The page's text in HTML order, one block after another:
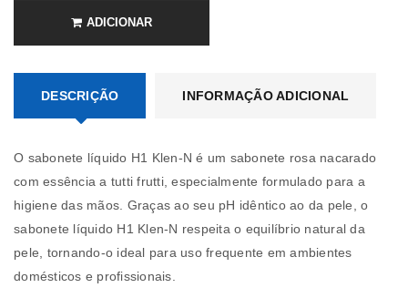
ADICIONAR
DESCRIÇÃO INFORMAÇÃO ADICIONAL
O sabonete líquido H1 Klen-N é um sabonete rosa nacarado
com essência a tutti frutti, especialmente formulado para a
higiene das mãos. Graças ao seu pH idêntico ao da pele, o
sabonete líquido H1 Klen-N respeita o equilíbrio natural da
pele, tornando-o ideal para uso frequente em ambientes
domésticos e profissionais.